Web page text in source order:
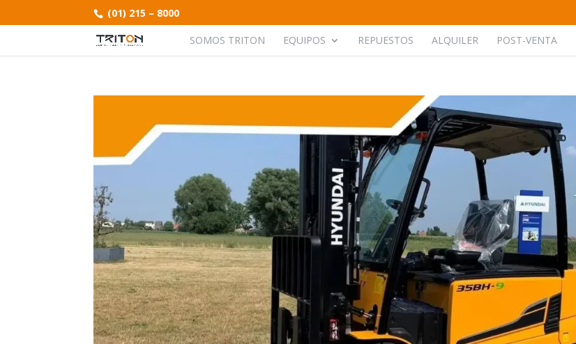
(01) 215 – 8000
SOMOS TRITON EQUIPOS REPUESTOS ALQUILER POST-VENTA